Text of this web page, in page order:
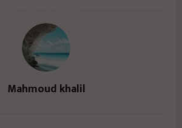
Mahmoud khalil